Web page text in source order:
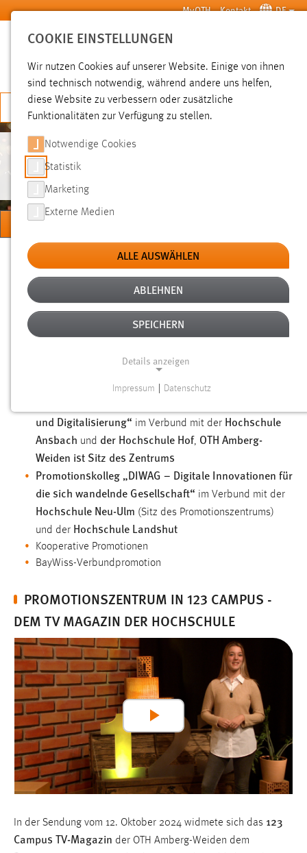
Zum Hauptinhalt springen MyOTH Kontakt DE
SUCHE
JETZT BEWERBEN
PROMOTIONSZENTRUM
Sie sind hier:
Forschung Promotionszentrum
ÜBER UNS
Das Promotionszenturm koordiniert alle Promotionsstudien an
und Digitalisierung“ im Verbund mit der Hochschule
Ansbach und der Hochschule Hof, OTH Amberg-
Weiden ist Sitz des Zentrums
Promotionskolleg „DIWAG – Digitale Innovationen für
die sich wandelnde Gesellschaft“ im Verbund mit der
Hochschule Neu-Ulm (Sitz des Promotionszentrums)
und der Hochschule Landshut
Kooperative Promotionen
BayWiss-Verbundpromotion
PROMOTIONSZENTRUM IN 123 CAMPUS -
DEM TV MAGAZIN DER HOCHSCHULE
Play
Video
In der Sendung vom 12. Oktober 2024 widmete sich das 123
Campus TV-Magazin der OTH Amberg-Weiden dem
COOKIE EINSTELLUNGEN
Wir nutzen Cookies auf unserer Website. Einige von ihnen
sind technisch notwendig, während andere uns helfen,
diese Website zu verbessern oder zusätzliche
Funktionalitäten zur Verfügung zu stellen.
Notwendige Cookies
Statistik
Marketing
Externe Medien
ALLE AUSWÄHLEN
ABLEHNEN
SPEICHERN
Details anzeigen
Notwendige Cookies ermöglichen grundlegende
Funktionen und sind für die einwandfreie Funktion der
Website erforderlich.
Einverständnis
Name:
cookie_consent
Zweck:
Dieser Cookie speichert die ausgewählten Einverständnis-
1 Jahr
Performance
Name:
staticfilecache
Zweck:
Für performante Seitenauslieferung wird in diesem Cookie
gespeichert, ob man eingeloggt ist.
Name:
site-language-preference
Impressum Datenschutz